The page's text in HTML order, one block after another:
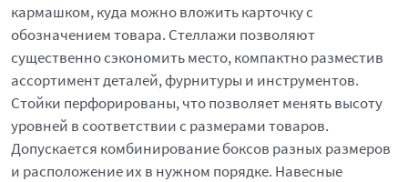
кармашком, куда можно вложить карточку с
обозначением товара. Стеллажи позволяют
существенно сэкономить место, компактно разместив
ассортимент деталей, фурнитуры и инструментов.
Стойки перфорированы, что позволяет менять высоту
уровней в соответствии с размерами товаров.
Допускается комбинирование боксов разных размеров
и расположение их в нужном порядке. Навесные